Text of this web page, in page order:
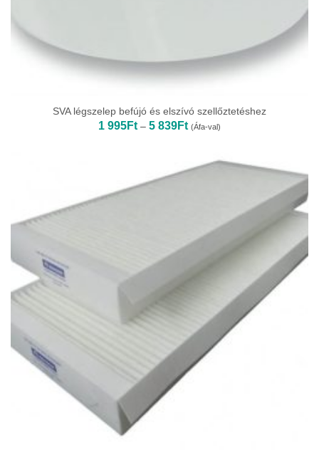
SVA légszelep befújó és elszívó szellőztetéshez
1 995Ft – 5 839FtÁrtartomány:
1
839Ft
(Áfa-val)